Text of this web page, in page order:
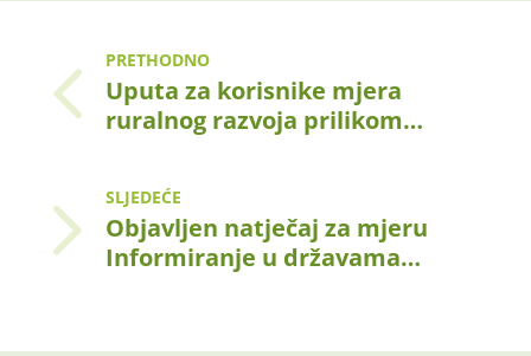
PRETHODNO
Uputa za korisnike mjera
ruralnog razvoja prilikom…
SLJEDEĆE
Objavljen natječaj za mjeru
Informiranje u državama…